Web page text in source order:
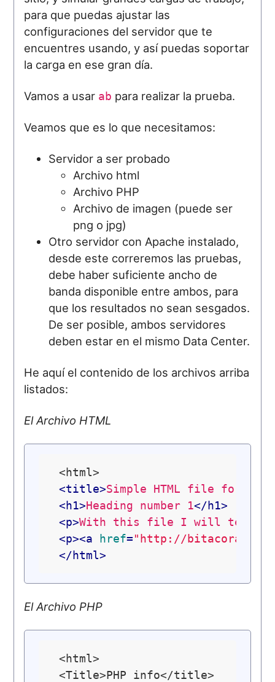
para que puedas ajustar las
configuraciones del servidor que te
encuentres usando, y así puedas soportar
la carga en ese gran día.
Vamos a usar ab para realizar la prueba.
Veamos que es lo que necesitamos:
Servidor a ser probado
Archivo html
Archivo PHP
Archivo de imagen (puede ser
png o jpg)
Otro servidor con Apache instalado,
desde este correremos las pruebas,
debe haber suficiente ancho de
banda disponible entre ambos, para
que los resultados no sean sesgados.
De ser posible, ambos servidores
deben estar en el mismo Data Center.
He aquí el contenido de los archivos arriba
listados:
El Archivo HTML
<html>
<title>Simple HTML file for
<h1>Heading number 1</h1>
<p>With this file I will test an
<p><a href="http://
</html>
El Archivo PHP
<html>
<Title>PHP info</title>